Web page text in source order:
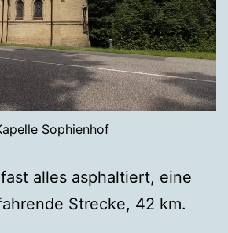
Sophienhof
alles asphaltiert, eine
Strecke, 42 km.